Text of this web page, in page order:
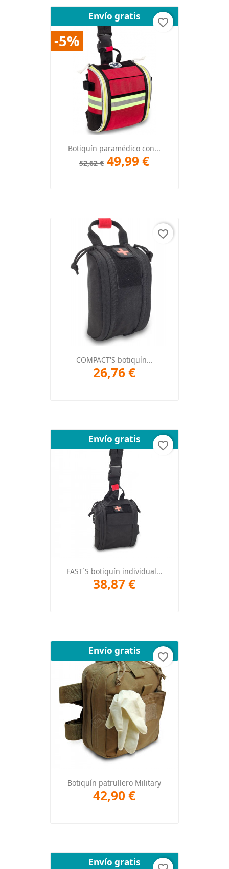
Botiquín paramédico con...
52,62 € 49,99 €
Envío gratis
-5%
favorite_border
COMPACT'S botiquín...
26,76 €
favorite_border
FAST´S botiquín individual...
38,87 €
Envío gratis
favorite_border
Botiquín patrullero Military
42,90 €
Envío gratis
favorite_border
Envío gratis